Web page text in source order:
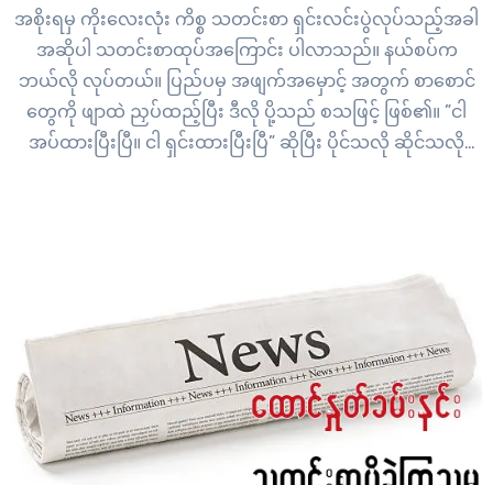
အစိုးရမှ ကိုးလေးလုံး ကိစ္စ သတင်းစာ ရှင်းလင်းပွဲလုပ်သည့်အခါ
အဆိုပါ သတင်းစာထုပ်အကြောင်း ပါလာသည်။ နယ်စပ်က
ဘယ်လို လုပ်တယ်။ ပြည်ပမှ အဖျက်အမှောင့် အတွက် စာစောင်
တွေကို ဖျာထဲ ညှပ်ထည့်ပြီး ဒီလို ပို့သည် စသဖြင့် ဖြစ်၏။ ”ငါ
အပ်ထားပြီးပြီ။ ငါ ရှင်းထားပြီးပြီ” ဆိုပြီး ပိုင်သလို ဆိုင်သလို